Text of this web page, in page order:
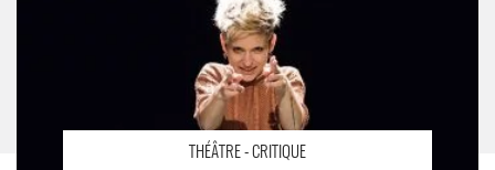
THÉÂTRE - CRITIQUE